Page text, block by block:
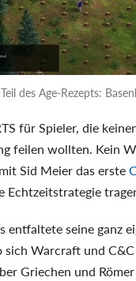
des Age-Rezepts:
für Spieler, die
feilen wollten. Kein
Sid Meier das erste
Echtzeitstrategie
entfaltete seine ganz
sich Warcraft und
Griechen und